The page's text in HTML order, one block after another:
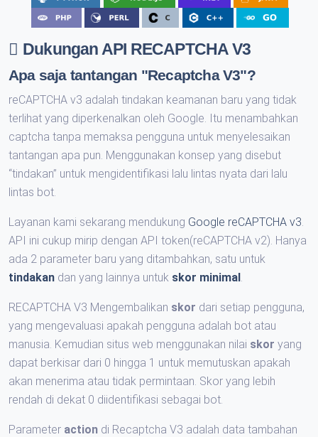
Dukungan API RECAPTCHA V3
Apa saja tantangan "Recaptcha V3"?
reCAPTCHA v3 adalah tindakan keamanan baru yang tidak
terlihat yang diperkenalkan oleh Google. Itu menambahkan
captcha tanpa memaksa pengguna untuk menyelesaikan
tantangan apa pun. Menggunakan konsep yang disebut
“tindakan” untuk mengidentifikasi lalu lintas nyata dari lalu
lintas bot.
Layanan kami sekarang mendukung Google reCAPTCHA v3
API ini cukup mirip dengan API token(reCAPTCHA v2). Hanya
ada 2 parameter baru yang ditambahkan, satu untuk
tindakan dan yang lainnya untuk skor minimal
RECAPTCHA V3 Mengembalikan skor dari setiap pengguna,
yang mengevaluasi apakah pengguna adalah bot atau
manusia. Kemudian situs web menggunakan nilai skor yang
dapat berkisar dari 0 hingga 1 untuk memutuskan apakah
akan menerima atau tidak permintaan. Skor yang lebih
rendah di dekat 0 diidentifikasi sebagai bot.
Parameter action di Recaptcha V3 adalah data tambahan